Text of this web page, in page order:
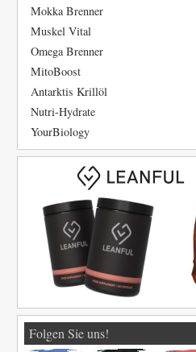
Mokka Brenner
Muskel Vital
Omega Brenner
MitoBoost
Antarktis Krillöl
Nutri-Hydrate
YourBiology
Folgen Sie uns!